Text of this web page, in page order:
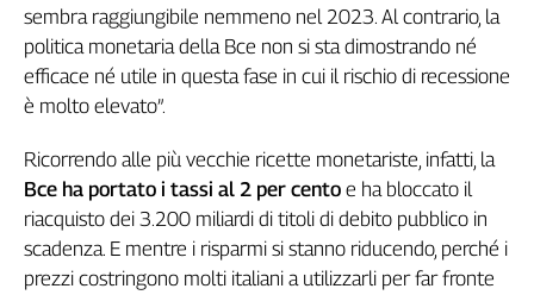
sembra raggiungibile nemmeno nel 2023. Al contrario, la
politica monetaria della Bce non si sta dimostrando né
efficace né utile in questa fase in cui il rischio di recessione
è molto elevato”.
Ricorrendo alle più vecchie ricette monetariste, infatti, la
Bce ha portato i tassi al 2 per cento e ha bloccato il
riacquisto dei 3.200 miliardi di titoli di debito pubblico in
scadenza. E mentre i risparmi si stanno riducendo, perché i
prezzi costringono molti italiani a utilizzarli per far fronte